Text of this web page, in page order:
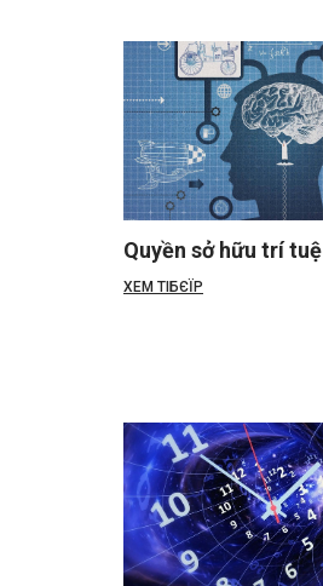
Quyền sở hữu trí tuệ
XEM TIБЄЇP